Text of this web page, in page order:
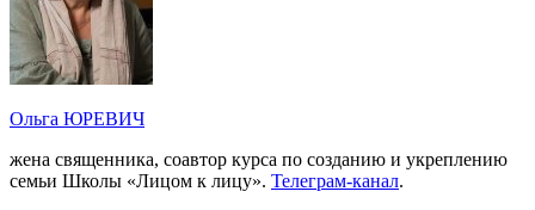
Ольга ЮРЕВИЧ
жена священника, соавтор курса по созданию и укреплению
семьи Школы «Лицом к лицу». Телеграм-канал.